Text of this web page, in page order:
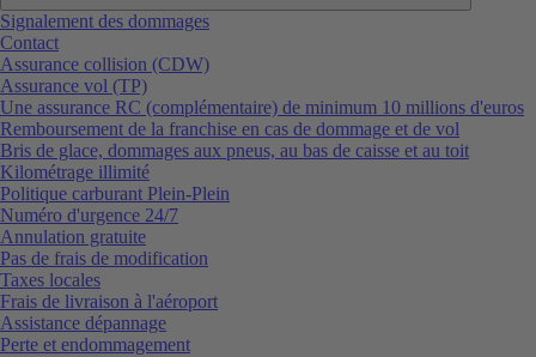
Signalement des dommages
Contact
Assurance collision (CDW)
Assurance vol (TP)
Une assurance RC (complémentaire) de minimum 10 millions d'euros
Remboursement de la franchise en cas de dommage et de vol
Bris de glace, dommages aux pneus, au bas de caisse et au toit
Kilométrage illimité
Politique carburant Plein-Plein
Numéro d'urgence 24/7
Annulation gratuite
Pas de frais de modification
Taxes locales
Frais de livraison à l'aéroport
Assistance dépannage
Perte et endommagement